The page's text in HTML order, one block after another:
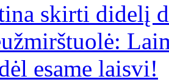
skirti didelį
esame laisvi!